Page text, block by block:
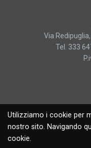
Utilizziamo i cookie per
nostro sito. Navigando
cookie.
Via
Tel. 333